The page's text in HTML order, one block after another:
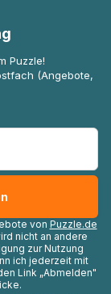
Puzzle!
(Angebote,
von Puzzle.de
nicht an andere
zur Nutzung
ich jederzeit mit
Link „Abmelden"